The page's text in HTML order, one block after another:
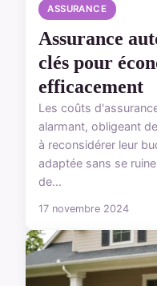
ASSURANCE
Assurance
clés pour
efficacement
Les coûts
alarmant, obligeant
à reconsidérer leur
adaptée sans se
de...
17 novembre 2024